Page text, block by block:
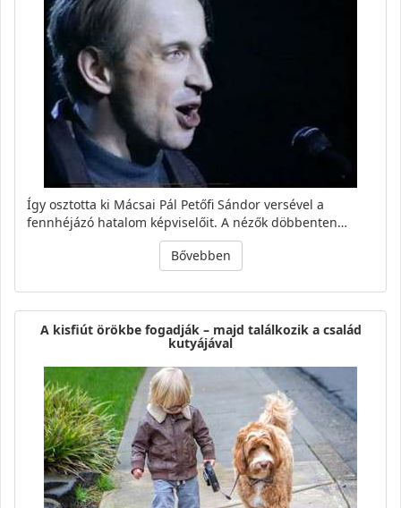
Így osztotta ki Mácsai Pál Petőfi Sándor versével a
fennhéjázó hatalom képviselőit. A nézők döbbenten…
Bővebben
A kisfiút örökbe fogadják – majd találkozik a család
kutyájával